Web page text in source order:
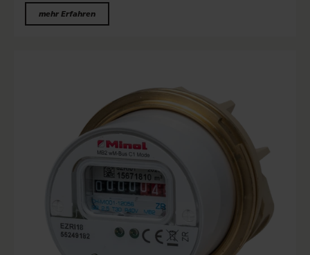
mehr Erfahren